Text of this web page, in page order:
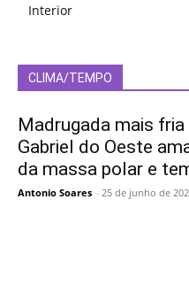
Interior
CLIMA/TEMPO
Madrugada mais
Gabriel do Oeste
da massa polar e
Antonio Soares - 25 de junho de